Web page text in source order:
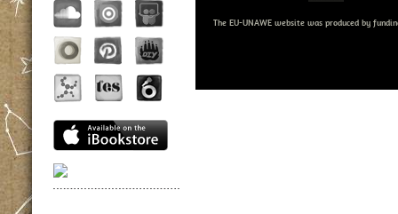
The EU-UNAWE website was produced by